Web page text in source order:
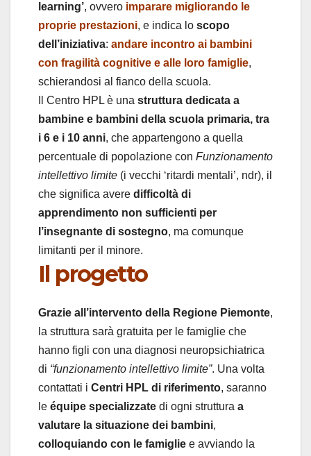
learning’, ovvero imparare migliorando le
proprie prestazioni, e indica lo scopo
dell’iniziativa: andare incontro ai bambini
con fragilità cognitive e alle loro famiglie,
schierandosi al fianco della scuola.
Il Centro HPL è una struttura dedicata a
bambine e bambini della scuola primaria, tra
i 6 e i 10 anni, che appartengono a quella
percentuale di popolazione con Funzionamento
intellettivo limite (i vecchi ‘ritardi mentali’, ndr), il
che significa avere difficoltà di
apprendimento non sufficienti per
l’insegnante di sostegno, ma comunque
limitanti per il minore.
Il progetto
Grazie all’intervento della Regione Piemonte,
la struttura sarà gratuita per le famiglie che
hanno figli con una diagnosi neuropsichiatrica
di “funzionamento intellettivo limite”. Una volta
contattati i Centri HPL di riferimento, saranno
le équipe specializzate di ogni struttura a
valutare la situazione dei bambini,
colloquiando con le famiglie e avviando la